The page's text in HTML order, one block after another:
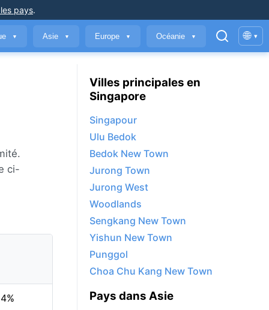
pays.
▼ Asie ▼ Europe ▼ Océanie ▼ 🌐 ▾
ci-
Villes principales en
Singapore
Singapour
Ulu Bedok
Bedok New Town
Jurong Town
Jurong West
Woodlands
Sengkang New Town
Yishun New Town
Punggol
Choa Chu Kang New Town
Pays dans Asie